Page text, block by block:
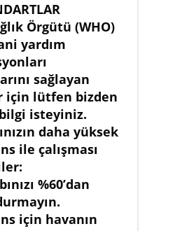
Örgütü (WHO)
yardım
sağlayan
için lütfen bizden
isteyiniz.
daha yüksek
ile çalışması
%60’dan
için havanın